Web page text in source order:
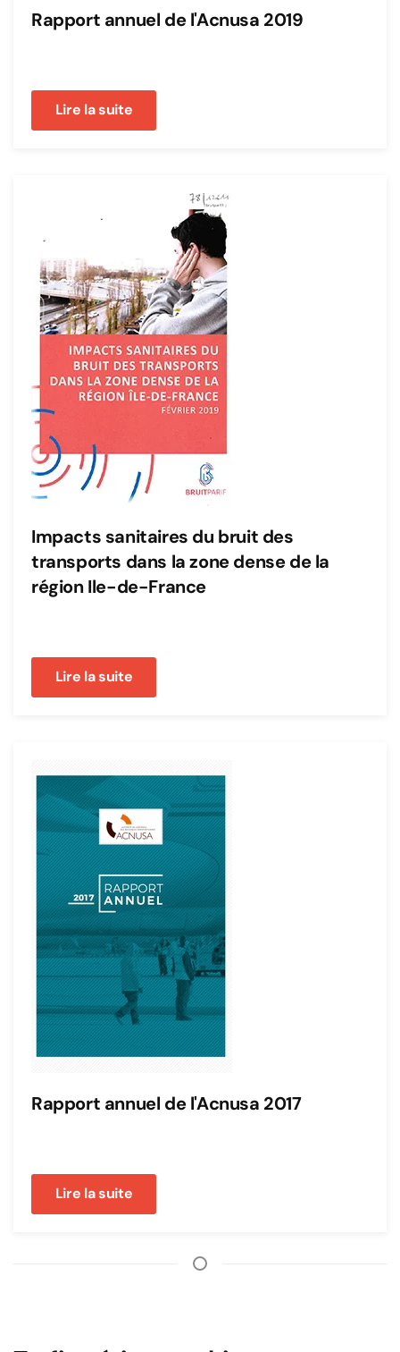
Rapport annuel de l'Acnusa 2019
Lire la suite
Impacts sanitaires du bruit des
transports dans la zone dense de la
région Ile-de-France
Lire la suite
Rapport annuel de l'Acnusa 2017
Lire la suite